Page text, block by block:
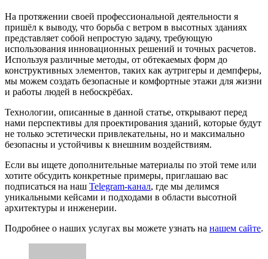
На протяжении своей профессиональной деятельности я
пришёл к выводу, что борьба с ветром в высотных зданиях
представляет собой непростую задачу, требующую
использования инновационных решений и точных расчетов.
Используя различные методы, от обтекаемых форм до
конструктивных элементов, таких как аутригеры и демпферы,
мы можем создать безопасные и комфортные этажи для жизни
и работы людей в небоскрёбах.
Технологии, описанные в данной статье, открывают перед
нами перспективы для проектирования зданий, которые будут
не только эстетически привлекательны, но и максимально
безопасны и устойчивы к внешним воздействиям.
Если вы ищете дополнительные материалы по этой теме или
хотите обсудить конкретные примеры, приглашаю вас
подписаться на наш Telegram-канал, где мы делимся
уникальными кейсами и подходами в области высотной
архитектуры и инженерии.
Подробнее о наших услугах вы можете узнать на нашем сайте.